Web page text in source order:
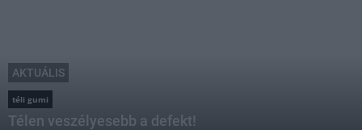
AKTUÁLIS
téli gumi
Télen veszélyesebb a defekt!